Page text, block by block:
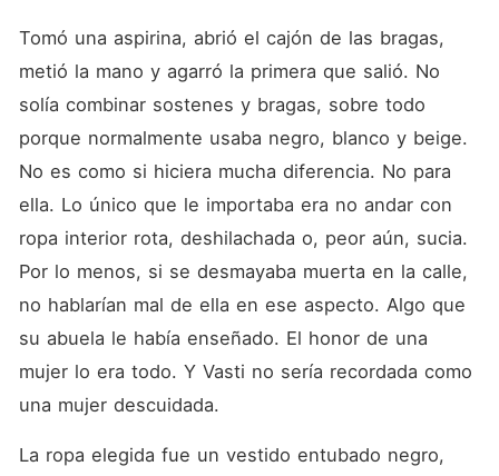
Tomó una aspirina, abrió el cajón de las bragas,
metió la mano y agarró la primera que salió. No
solía combinar sostenes y bragas, sobre todo
porque normalmente usaba negro, blanco y beige.
No es como si hiciera mucha diferencia. No para
ella. Lo único que le importaba era no andar con
ropa interior rota, deshilachada o, peor aún, sucia.
Por lo menos, si se desmayaba muerta en la calle,
no hablarían mal de ella en ese aspecto. Algo que
su abuela le había enseñado. El honor de una
mujer lo era todo. Y Vasti no sería recordada como
una mujer descuidada.
La ropa elegida fue un vestido entubado negro,